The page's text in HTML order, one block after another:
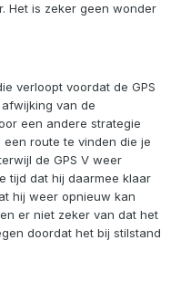
Het is zeker geen wonder
verloopt voordat de GPS
van de
een andere strategie
een route te vinden die je
de GPS V weer
tijd dat hij daarmee klaar
hij weer opnieuw kan
er niet zeker van dat het
doordat het bij stilstand